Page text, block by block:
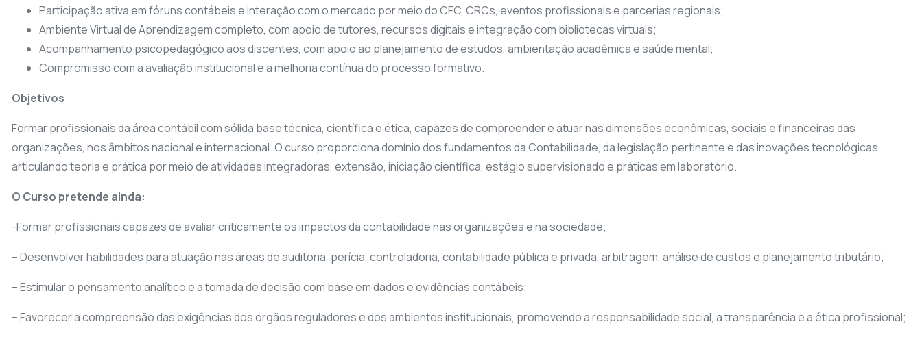
Participação ativa em fóruns contábeis e interação com o mercado por meio do CFC, CRCs, eventos profissionais e parcerias regionais;
Ambiente Virtual de Aprendizagem completo, com apoio de tutores, recursos digitais e integração com bibliotecas virtuais;
Acompanhamento psicopedagógico aos discentes, com apoio ao planejamento de estudos, ambientação acadêmica e saúde mental;
Compromisso com a avaliação institucional e a melhoria contínua do processo formativo.
Objetivos
Formar profissionais da área contábil com sólida base técnica, científica e ética, capazes de compreender e atuar nas dimensões econômicas, sociais e financeiras das
organizações, nos âmbitos nacional e internacional. O curso proporciona domínio dos fundamentos da Contabilidade, da legislação pertinente e das inovações tecnológicas,
articulando teoria e prática por meio de atividades integradoras, extensão, iniciação científica, estágio supervisionado e práticas em laboratório.
O Curso pretende ainda:
-Formar profissionais capazes de avaliar criticamente os impactos da contabilidade nas organizações e na sociedade;
– Desenvolver habilidades para atuação nas áreas de auditoria, perícia, controladoria, contabilidade pública e privada, arbitragem, análise de custos e planejamento tributário;
– Estimular o pensamento analítico e a tomada de decisão com base em dados e evidências contábeis;
– Favorecer a compreensão das exigências dos órgãos reguladores e dos ambientes institucionais, promovendo a responsabilidade social, a transparência e a ética profissional;